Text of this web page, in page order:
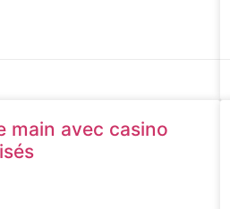
main avec casino